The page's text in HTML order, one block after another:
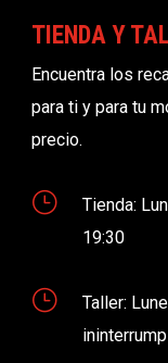
TIENDA Y
Encuentra los
para ti y para tu
precio.
}
Tienda:
19:30
}
Taller: